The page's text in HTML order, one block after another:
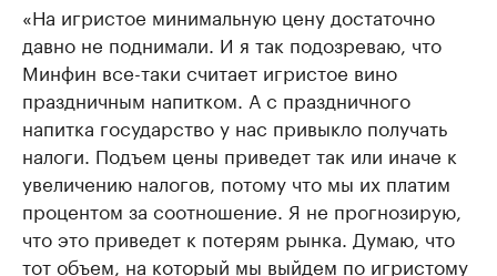
«На игристое минимальную цену достаточно
давно не поднимали. И я так подозреваю, что
Минфин все-таки считает игристое вино
праздничным напитком. А с праздничного
напитка государство у нас привыкло получать
налоги. Подъем цены приведет так или иначе к
увеличению налогов, потому что мы их платим
процентом за соотношение. Я не прогнозирую,
что это приведет к потерям рынка. Думаю, что
тот объем, на который мы выйдем по игристому